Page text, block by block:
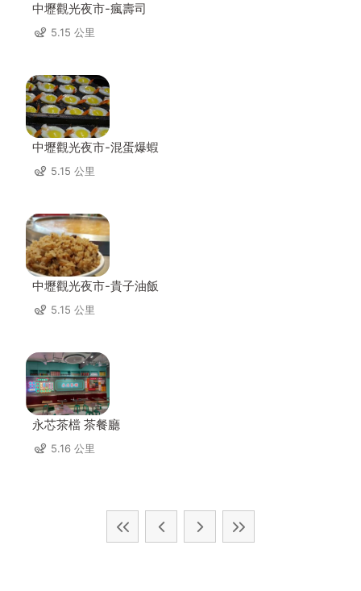
中壢觀光夜市-瘋壽司
5.15 公里
中壢觀光夜市-混蛋爆蝦
5.15 公里
中壢觀光夜市-貴子油飯
5.15 公里
永芯茶檔 茶餐廳
5.16 公里